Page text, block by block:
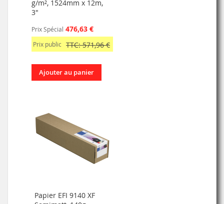
g/m², 1524mm x 12m,
3"
Prix Spécial 476,63 €
Prix public TTC: 571,96 €
Ajouter au panier
Papier EFI 9140 XF